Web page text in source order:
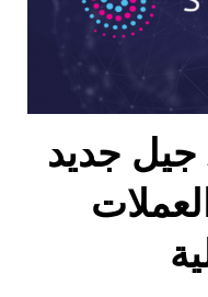
منصة Streamity جيل جديد